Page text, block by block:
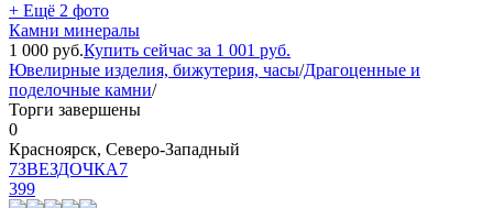
+ Ещё 2 фото
Камни минералы
1 000 руб.Купить сейчас за 1 001 руб.
Ювелирные изделия, бижутерия, часы/Драгоценные и
поделочные камни/
Торги завершены
0
Красноярск, Северо-Западный
7ЗВЕЗДОЧКА7
399